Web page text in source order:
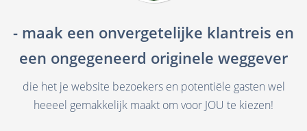
- maak een onvergetelijke klantreis en
een ongegeneerd originele weggever
die het je website bezoekers en potentiële gasten wel
heeeel gemakkelijk maakt om voor JOU te kiezen!